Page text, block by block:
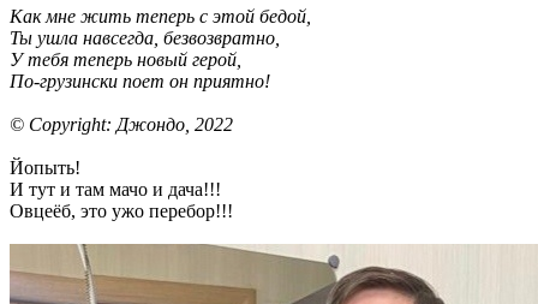
Как мне жить теперь с этой бедой,
Ты ушла навсегда, безвозвратно,
У тебя теперь новый герой,
По-грузински поет он приятно!
© Copyright: Джондо, 2022
Йопыть!
И тут и там мачо и дача!!!
Овцеёб, это ужо перебор!!!